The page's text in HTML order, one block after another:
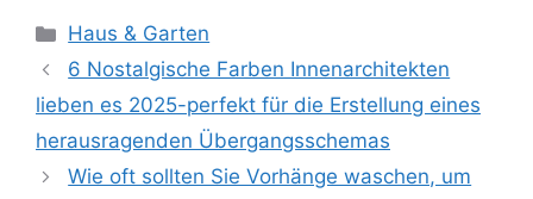
Kategorien
Haus & Garten
6 Nostalgische Farben Innenarchitekten
lieben es 2025-perfekt für die Erstellung eines
herausragenden Übergangsschemas
Wie oft sollten Sie Vorhänge waschen, um